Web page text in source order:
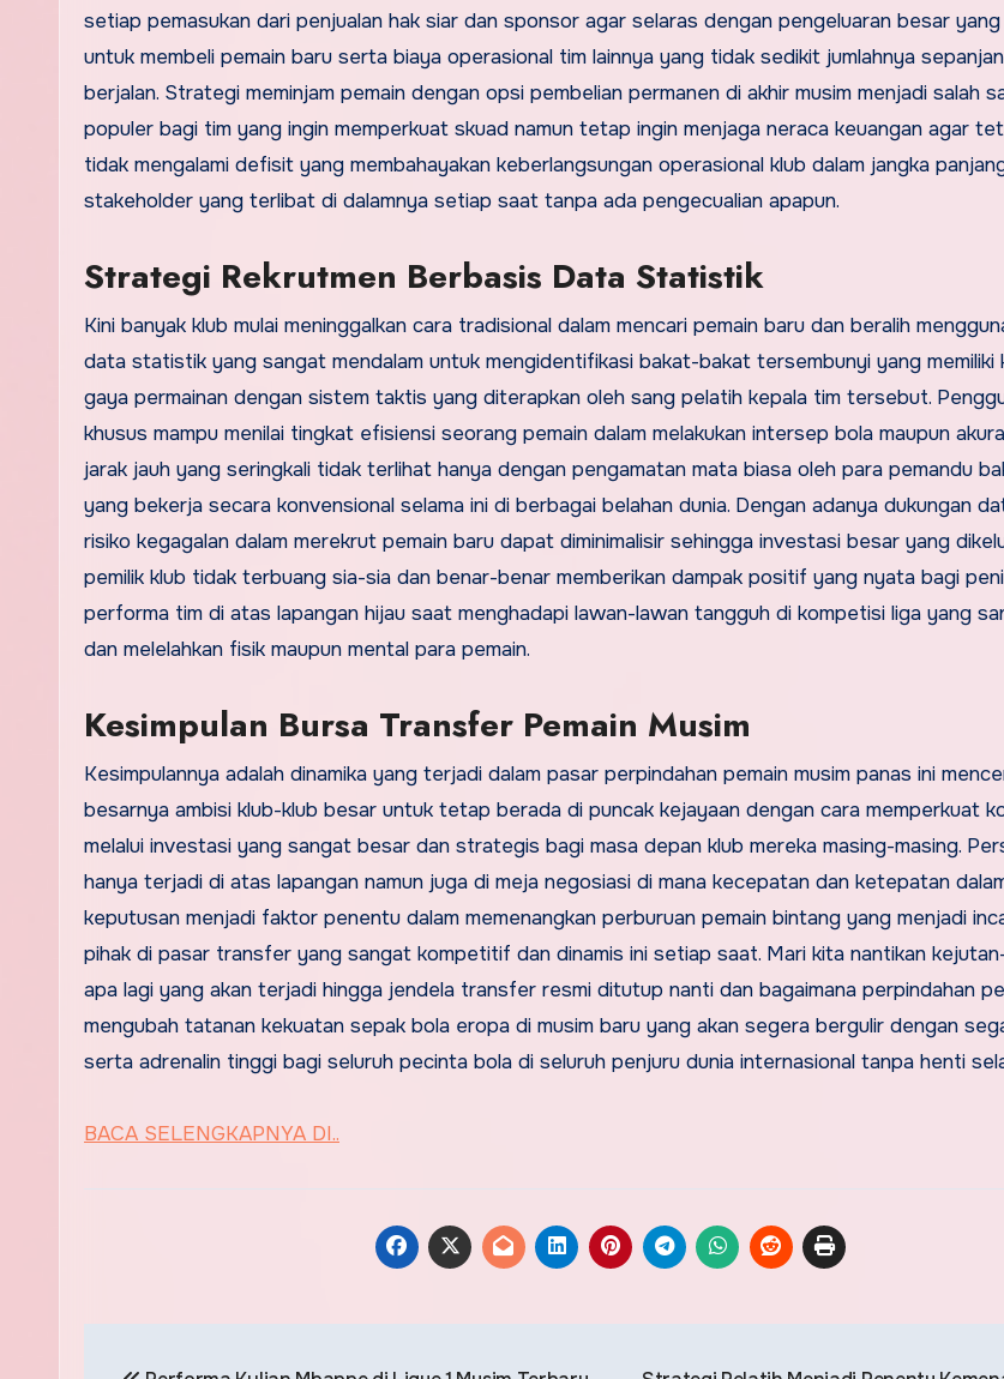
setiap pemasukan dari penjualan hak siar dan sponsor agar selaras dengan pengeluaran besar yang
untuk membeli pemain baru serta biaya operasional tim lainnya yang tidak sedikit jumlahnya
berjalan. Strategi meminjam pemain dengan opsi pembelian permanen di akhir musim menjadi salah
populer bagi tim yang ingin memperkuat skuad namun tetap ingin menjaga neraca keuangan agar
tidak mengalami defisit yang membahayakan keberlangsungan operasional klub dalam jangka
stakeholder yang terlibat di dalamnya setiap saat tanpa ada pengecualian apapun.
Strategi Rekrutmen Berbasis Data Statistik
Kini banyak klub mulai meninggalkan cara tradisional dalam mencari pemain baru dan beralih
data statistik yang sangat mendalam untuk mengidentifikasi bakat-bakat tersembunyi yang memiliki
gaya permainan dengan sistem taktis yang diterapkan oleh sang pelatih kepala tim tersebut.
khusus mampu menilai tingkat efisiensi seorang pemain dalam melakukan intersep bola maupun
jarak jauh yang seringkali tidak terlihat hanya dengan pengamatan mata biasa oleh para pemandu
yang bekerja secara konvensional selama ini di berbagai belahan dunia. Dengan adanya dukungan
risiko kegagalan dalam merekrut pemain baru dapat diminimalisir sehingga investasi besar yang
pemilik klub tidak terbuang sia-sia dan benar-benar memberikan dampak positif yang nyata bagi
performa tim di atas lapangan hijau saat menghadapi lawan-lawan tangguh di kompetisi liga yang
dan melelahkan fisik maupun mental para pemain.
Kesimpulan Bursa Transfer Pemain Musim
Kesimpulannya adalah dinamika yang terjadi dalam pasar perpindahan pemain musim panas ini
besarnya ambisi klub-klub besar untuk tetap berada di puncak kejayaan dengan cara memperkuat
melalui investasi yang sangat besar dan strategis bagi masa depan klub mereka masing-masing.
hanya terjadi di atas lapangan namun juga di meja negosiasi di mana kecepatan dan ketepatan
keputusan menjadi faktor penentu dalam memenangkan perburuan pemain bintang yang menjadi
pihak di pasar transfer yang sangat kompetitif dan dinamis ini setiap saat. Mari kita nantikan
apa lagi yang akan terjadi hingga jendela transfer resmi ditutup nanti dan bagaimana perpindahan
mengubah tatanan kekuatan sepak bola eropa di musim baru yang akan segera bergulir dengan
serta adrenalin tinggi bagi seluruh pecinta bola di seluruh penjuru dunia internasional tanpa henti
BACA SELENGKAPNYA DI..